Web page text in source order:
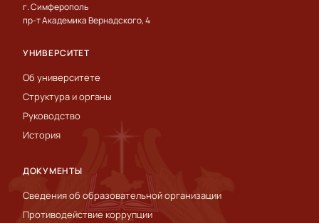
г. Симферополь
пр-т Академика Вернадского, 4
УНИВЕРСИТЕТ
Об университете
Структура и органы
Руководство
История
ДОКУМЕНТЫ
Сведения об образовательной организации
Противодействие коррупции